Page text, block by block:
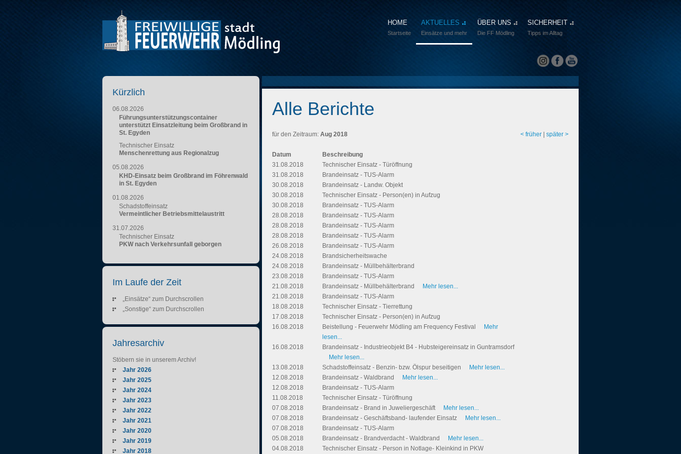
HOME
Startseite
AKTUELLES
Einsätze und mehr
ÜBER UNS
Die FF Mödling
SICHERHEIT
Tipps im Alltag
Alle Berichte
< früher später >
für den Zeitraum: Aug 2018
Datum
Beschreibung
31.08.2018
Technischer Einsatz - Türöffnung
31.08.2018
Brandeinsatz - TUS-Alarm
30.08.2018
Brandeinsatz - Landw. Objekt
30.08.2018
Technischer Einsatz - Person(en) in Aufzug
30.08.2018
Brandeinsatz - TUS-Alarm
28.08.2018
Brandeinsatz - TUS-Alarm
28.08.2018
Brandeinsatz - TUS-Alarm
28.08.2018
Brandeinsatz - TUS-Alarm
26.08.2018
Brandeinsatz - TUS-Alarm
24.08.2018
Brandsicherheitswache
24.08.2018
Brandeinsatz - Müllbehälterbrand
23.08.2018
Brandeinsatz - TUS-Alarm
21.08.2018
Brandeinsatz - Müllbehälterbrand
Mehr lesen...
21.08.2018
Brandeinsatz - TUS-Alarm
18.08.2018
Technischer Einsatz - Tierrettung
17.08.2018
Technischer Einsatz - Person(en) in Aufzug
16.08.2018
Beistellung - Feuerwehr Mödling am Frequency Festival
Mehr
lesen...
16.08.2018
Brandeinsatz - Industrieobjekt B4 - Hubsteigereinsatz in Guntramsdorf
Mehr lesen...
13.08.2018
Schadstoffeinsatz - Benzin- bzw. Ölspur beseitigen
Mehr lesen...
12.08.2018
Brandeinsatz - Waldbrand
Mehr lesen...
12.08.2018
Brandeinsatz - TUS-Alarm
11.08.2018
Technischer Einsatz - Türöffnung
07.08.2018
Brandeinsatz - Brand in Juweliergeschäft
Mehr lesen...
07.08.2018
Brandeinsatz - Geschäftsband- laufender Einsatz
Mehr lesen...
07.08.2018
Brandeinsatz - TUS-Alarm
05.08.2018
Brandeinsatz - Brandverdacht - Waldbrand
Mehr lesen...
04.08.2018
Technischer Einsatz - Person in Notlage- Kleinkind in PKW
Kürzlich
06.08.2026
Führungsunterstützungscontainer
unterstützt Einsatzleitung beim Großbrand in
St. Egyden
Technischer Einsatz
Menschenrettung aus Regionalzug
05.08.2026
KHD-Einsatz beim Großbrand im Föhrenwald
in St. Egyden
01.08.2026
Schadstoffeinsatz
Vermeintlicher Betriebsmittelaustritt
31.07.2026
Technischer Einsatz
PKW nach Verkehrsunfall geborgen
Im Laufe der Zeit
„Einsätze“ zum Durchscrollen
„Sonstige“ zum Durchscrollen
Jahresarchiv
Stöbern sie in unserem Archiv!
Jahr 2026
Jahr 2025
Jahr 2024
Jahr 2023
Jahr 2022
Jahr 2021
Jahr 2020
Jahr 2019
Jahr 2018